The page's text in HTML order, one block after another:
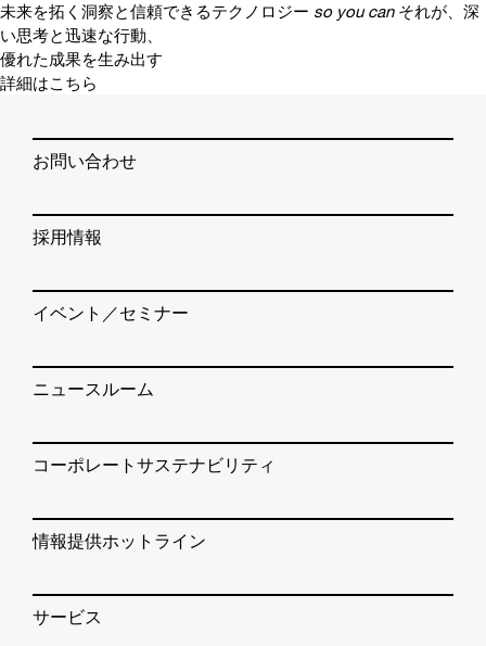
未来を拓く洞察と信頼できるテクノロジー so you can それが、深
い思考と迅速な行動、
優れた成果を生み出す
詳細はこちら
お問い合わせ
採用情報
イベント／セミナー
ニュースルーム
コーポレートサステナビリティ
情報提供ホットライン
サービス